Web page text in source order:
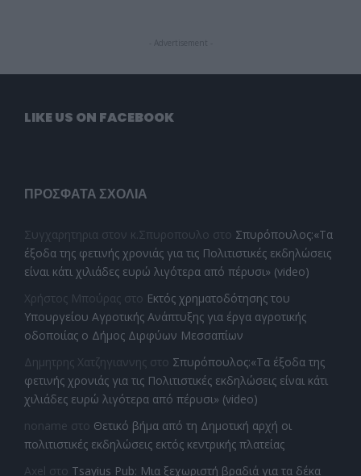
- Advertisement -
LIKE US ON FACEBOOK
ΠΡΌΣΦΑΤΑ ΣΧΌΛΙΑ
Συγχαρητηρια στον κ.Σπυροπουλο στο Σπυρόπουλος:«Τα
έξοδα της φετινής χρονιάς για τις Πολιτιστικές εκδηλώσεις
είναι κάτι χιλιάδες ευρώ λιγότερα από πέρυσι» (video)
Χρήστος Μπούρας στο Εκτός χρηματοδότησης του
Υπουργείου Αγροτικής Ανάπτυξης για έργα αγροτικής
οδοποιίας ο Δήμος Διρφύων Μεσσαπίων
Δημητρης Χατζηγιαννης στο Σπυρόπουλος:«Τα έξοδα της
φετινής χρονιάς για τις Πολιτιστικές εκδηλώσεις είναι κάτι
χιλιάδες ευρώ λιγότερα από πέρυσι» (video)
noname στο Θετικό βήμα από τη Δημοτική αρχή οι
πολιτιστικές εκδηλώσεις εκτός κεντρικής πλατείας
Axel στο Tsayius Pub: Μια ξεχωριστή βραδιά για τα δέκα